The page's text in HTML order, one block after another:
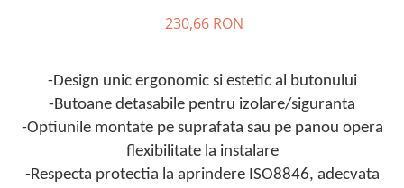
MPPT
Convertoare de tensiune
Sisteme de stocare energie
LiFePO4
230,66 RON
-Design unic ergonomic si estetic al butonului
-Butoane detasabile pentru izolare/siguranta
-Optiunile montate pe suprafata sau pe panou opera
flexibilitate la instalare
-Respecta protectia la aprindere ISO8846, adecvata